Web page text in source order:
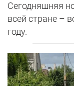
Сегодняшняя
всей стране –
году.